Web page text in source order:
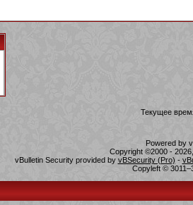
Текущее
Powered by
Copyright ©2000 -
vBulletin Security provided by vBSecurity (Pro) -
Copyleft ©